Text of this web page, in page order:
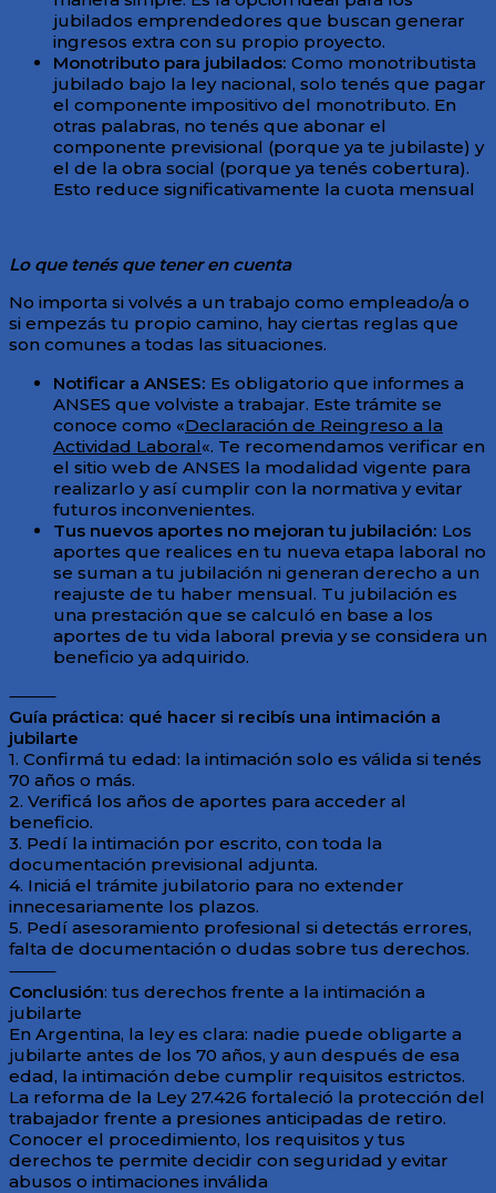
jubilados emprendedores que buscan generar
ingresos extra con su propio proyecto.
Monotributo para jubilados: Como monotributista
jubilado bajo la ley nacional, solo tenés que pagar
el componente impositivo del monotributo. En
otras palabras, no tenés que abonar el
componente previsional (porque ya te jubilaste) y
el de la obra social (porque ya tenés cobertura).
Esto reduce significativamente la cuota mensual
Lo que tenés que tener en cuenta
No importa si volvés a un trabajo como empleado/a o
si empezás tu propio camino, hay ciertas reglas que
son comunes a todas las situaciones.
Notificar a ANSES: Es obligatorio que informes a
ANSES que volviste a trabajar. Este trámite se
conoce como «Declaración de Reingreso a la
Actividad Laboral«. Te recomendamos verificar en
el sitio web de ANSES la modalidad vigente para
realizarlo y así cumplir con la normativa y evitar
futuros inconvenientes.
Tus nuevos aportes no mejoran tu jubilación: Los
aportes que realices en tu nueva etapa laboral no
se suman a tu jubilación ni generan derecho a un
reajuste de tu haber mensual. Tu jubilación es
una prestación que se calculó en base a los
aportes de tu vida laboral previa y se considera un
beneficio ya adquirido.
⸻
Guía práctica: qué hacer si recibís una intimación a
jubilarte
1. Confirmá tu edad: la intimación solo es válida si tenés
70 años o más.
2. Verificá los años de aportes para acceder al
beneficio.
3. Pedí la intimación por escrito, con toda la
documentación previsional adjunta.
4. Iniciá el trámite jubilatorio para no extender
innecesariamente los plazos.
5. Pedí asesoramiento profesional si detectás errores,
falta de documentación o dudas sobre tus derechos.
⸻
Conclusión: tus derechos frente a la intimación a
jubilarte
En Argentina, la ley es clara: nadie puede obligarte a
jubilarte antes de los 70 años, y aun después de esa
edad, la intimación debe cumplir requisitos estrictos.
La reforma de la Ley 27.426 fortaleció la protección del
trabajador frente a presiones anticipadas de retiro.
Conocer el procedimiento, los requisitos y tus
derechos te permite decidir con seguridad y evitar
abusos o intimaciones inválida